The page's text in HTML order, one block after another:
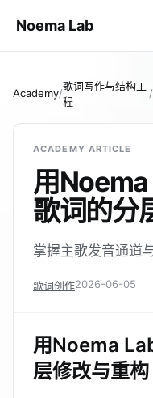
Noema Lab
Academy/
歌词写作与结构工
程
/
ACADEMY ARTICLE
用
歌词的分
掌握主歌发音通道
歌词创作2026-06-05
用Noema
层修改与重构